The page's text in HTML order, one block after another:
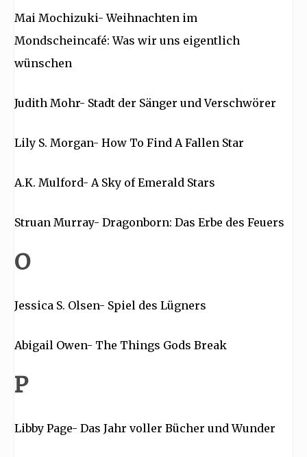
Mai Mochizuki- Weihnachten im
Mondscheincafé: Was wir uns eigentlich
wünschen
Judith Mohr- Stadt der Sänger und Verschwörer
Lily S. Morgan- How To Find A Fallen Star
A.K. Mulford- A Sky of Emerald Stars
Struan Murray- Dragonborn: Das Erbe des Feuers
O
Jessica S. Olsen- Spiel des Lügners
Abigail Owen- The Things Gods Break
P
Libby Page- Das Jahr voller Bücher und Wunder